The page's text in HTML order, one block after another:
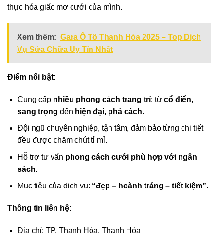
thực hóa giấc mơ cưới của mình.
Xem thêm: Gara Ô Tô Thanh Hóa 2025 – Top Dịch
Vụ Sửa Chữa Uy Tín Nhất
Điểm nổi bật:
Cung cấp nhiều phong cách trang trí: từ cổ điển,
sang trọng đến hiện đại, phá cách.
Đội ngũ chuyên nghiệp, tận tâm, đảm bảo từng chi tiết
đều được chăm chút tỉ mỉ.
Hỗ trợ tư vấn phong cách cưới phù hợp với ngân
sách.
Mục tiêu của dịch vụ: “đẹp – hoành tráng – tiết kiệm”.
Thông tin liên hệ:
Địa chỉ: TP. Thanh Hóa, Thanh Hóa